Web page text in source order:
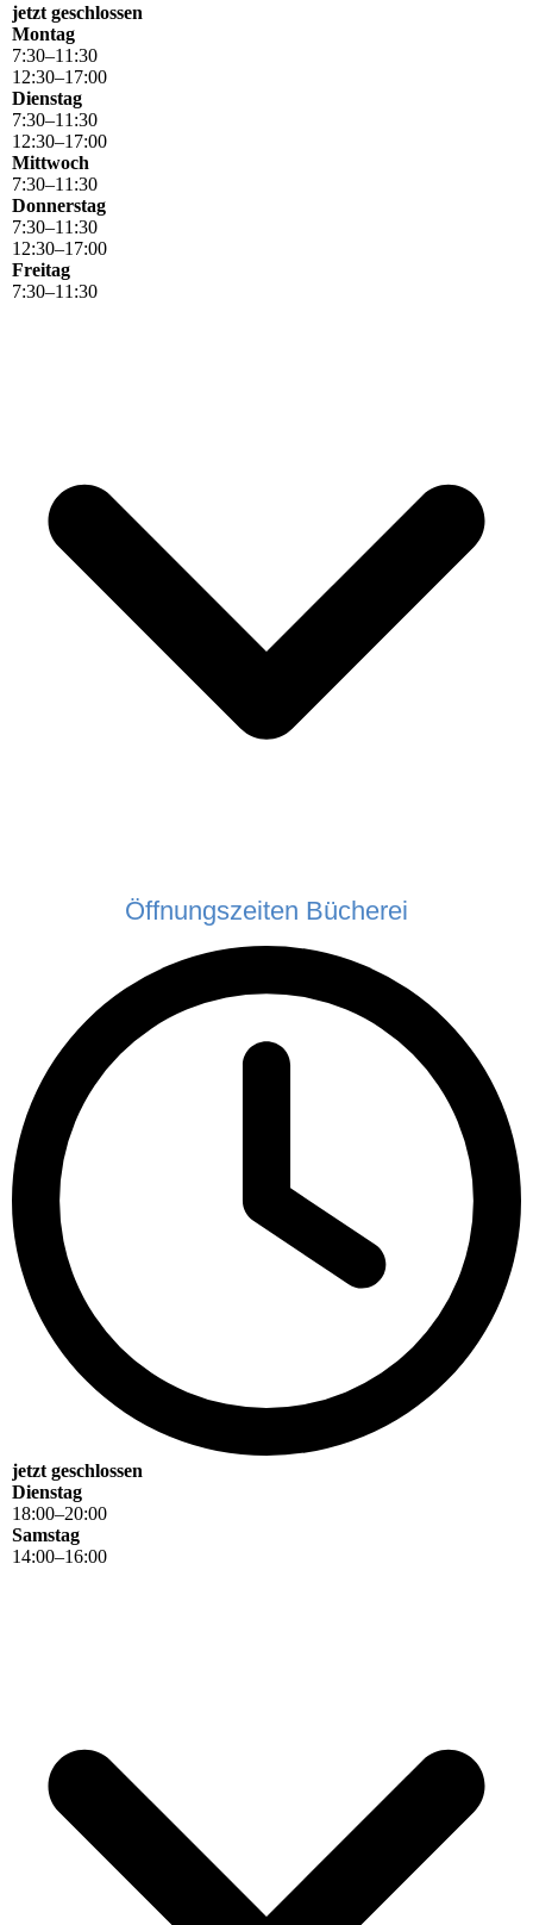
jetzt geschlossen
Montag
7:30–11 :30
12:30–17:00
Dienstag
7:30–11 :30
12:30–17:00
Mittwoch
7:30–11 :30
Donnerstag
7:30–11 :30
12:30–17:00
Freitag
7:30–11 :30
Öffnungszeiten Bücherei
jetzt geschlossen
Dienstag
18:00–20:00
Samstag
14:00–16:00